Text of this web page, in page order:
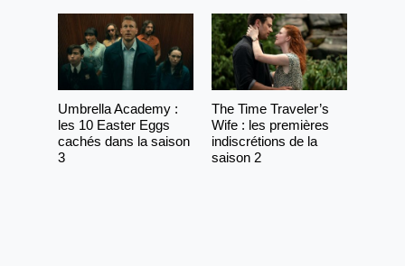
Umbrella Academy :
les 10 Easter Eggs
cachés dans la saison
3
The Time Traveler’s
Wife : les premières
indiscrétions de la
saison 2